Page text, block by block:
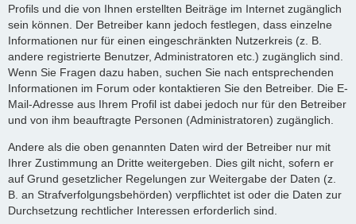
Profils und die von Ihnen erstellten Beiträge im Internet zugänglich
sein können. Der Betreiber kann jedoch festlegen, dass einzelne
Informationen nur für einen eingeschränkten Nutzerkreis (z. B.
andere registrierte Benutzer, Administratoren etc.) zugänglich sind.
Wenn Sie Fragen dazu haben, suchen Sie nach entsprechenden
Informationen im Forum oder kontaktieren Sie den Betreiber. Die E-
Mail-Adresse aus Ihrem Profil ist dabei jedoch nur für den Betreiber
und von ihm beauftragte Personen (Administratoren) zugänglich.
Andere als die oben genannten Daten wird der Betreiber nur mit
Ihrer Zustimmung an Dritte weitergeben. Dies gilt nicht, sofern er
auf Grund gesetzlicher Regelungen zur Weitergabe der Daten (z.
B. an Strafverfolgungsbehörden) verpflichtet ist oder die Daten zur
Durchsetzung rechtlicher Interessen erforderlich sind.